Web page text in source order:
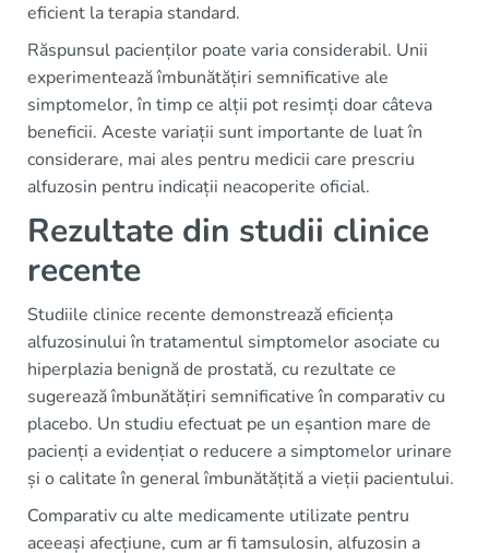
eficient la terapia standard.
Răspunsul pacienților poate varia considerabil. Unii
experimentează îmbunătățiri semnificative ale
simptomelor, în timp ce alții pot resimți doar câteva
beneficii. Aceste variații sunt importante de luat în
considerare, mai ales pentru medicii care prescriu
alfuzosin pentru indicații neacoperite oficial.
Rezultate din studii clinice
recente
Studiile clinice recente demonstrează eficiența
alfuzosinului în tratamentul simptomelor asociate cu
hiperplazia benignă de prostată, cu rezultate ce
sugerează îmbunătățiri semnificative în comparativ cu
placebo. Un studiu efectuat pe un eșantion mare de
pacienți a evidențiat o reducere a simptomelor urinare
și o calitate în general îmbunătățită a vieții pacientului.
Comparativ cu alte medicamente utilizate pentru
aceeași afecțiune, cum ar fi tamsulosin, alfuzosin a